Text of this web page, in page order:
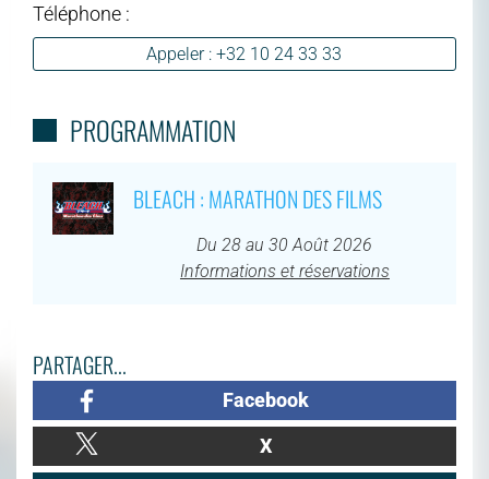
Téléphone :
Appeler : +32 10 24 33 33
PROGRAMMATION
BLEACH : MARATHON DES FILMS
Du 28 au 30 Août 2026
Informations et réservations
PARTAGER...
Facebook
X